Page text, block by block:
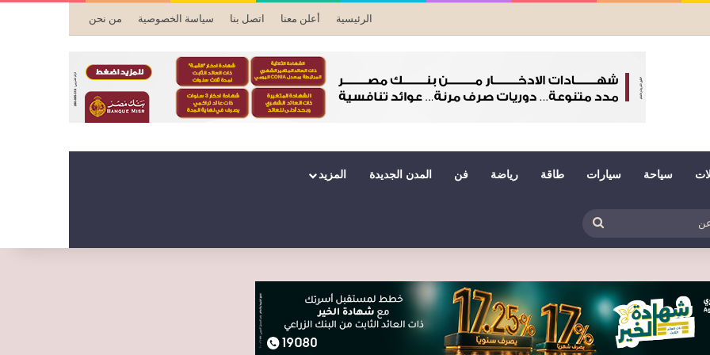
الرئيسية أعلن معنا اتصل بنا سياسة الخصوصية من نحن
سياحة سيارات طاقة رياضة فن المدن الجديدة المزيد
عن